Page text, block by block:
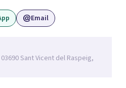
y la conexión interior. Mi
a comprenderse mejor,
equilibrio y plenitud.
Email
Sant Vicent del Raspeig,